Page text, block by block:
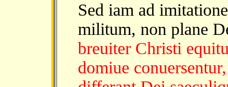
Sed iam ad
militum, non plane
breuiter Christi
domiue